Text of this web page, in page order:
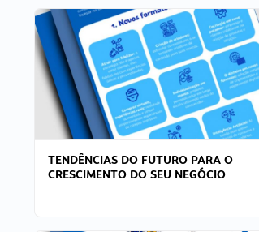
TENDÊNCIAS DO FUTURO PARA O
CRESCIMENTO DO SEU NEGÓCIO